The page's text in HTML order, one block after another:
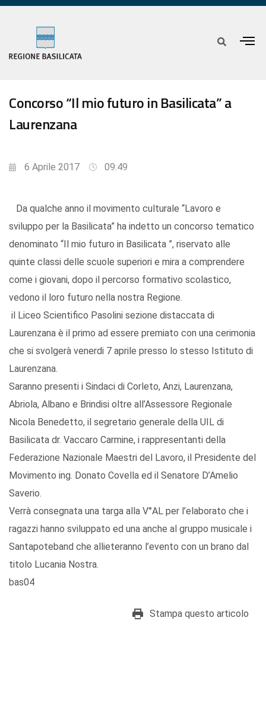
Concorso “Il mio futuro in Basilicata” a
Laurenzana
6 Aprile 2017 09:49
Da qualche anno il movimento culturale “Lavoro e
sviluppo per la Basilicata” ha indetto un concorso tematico
denominato “Il mio futuro in Basilicata ”, riservato alle
quinte classi delle scuole superiori e mira a comprendere
come i giovani, dopo il percorso formativo scolastico,
vedono il loro futuro nella nostra Regione.
il Liceo Scientifico Pasolini sezione distaccata di
Laurenzana è il primo ad essere premiato con una cerimonia
che si svolgerà venerdi 7 aprile presso lo stesso Istituto di
Laurenzana.
Saranno presenti i Sindaci di Corleto, Anzi, Laurenzana,
Abriola, Albano e Brindisi oltre all’Assessore Regionale
Nicola Benedetto, il segretario generale della UIL di
Basilicata dr. Vaccaro Carmine, i rappresentanti della
Federazione Nazionale Maestri del Lavoro, il Presidente del
Movimento ing. Donato Covella ed il Senatore D’Amelio
Saverio.
Verrà consegnata una targa alla V°AL per l’elaborato che i
ragazzi hanno sviluppato ed una anche al gruppo musicale i
Santapoteband che allieteranno l’evento con un brano dal
titolo Lucania Nostra.
bas04
Stampa questo articolo